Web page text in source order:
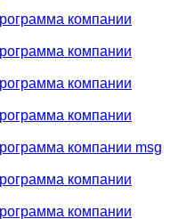
компании
компании
компании
компании
компании msg
компании
компании